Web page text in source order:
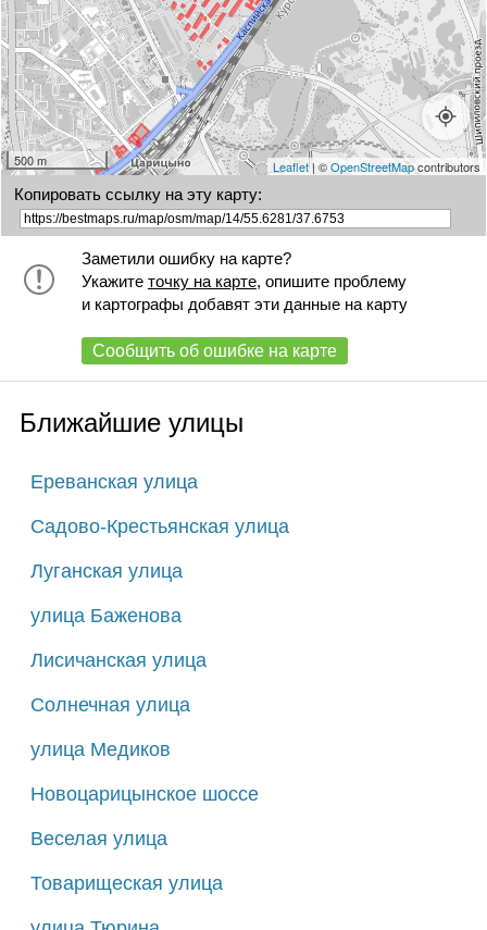
500 m Leaflet| ©OpenStreetMapcontributors
Копировать ссылку на эту карту:
Заметили ошибку на карте?
Укажите точку на карте, опишите проблему
и картографы добавят эти данные на карту
Сообщить об ошибке на карте
Ближайшие улицы
Ереванская улица
Садово-Крестьянская улица
Луганская улица
улица Баженова
Лисичанская улица
Солнечная улица
улица Медиков
Новоцарицынское шоссе
Веселая улица
Товарищеская улица